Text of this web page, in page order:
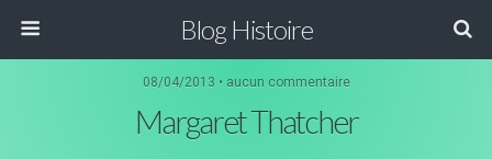
Blog Histoire
08/04/2013 • aucun commentaire
Margaret Thatcher